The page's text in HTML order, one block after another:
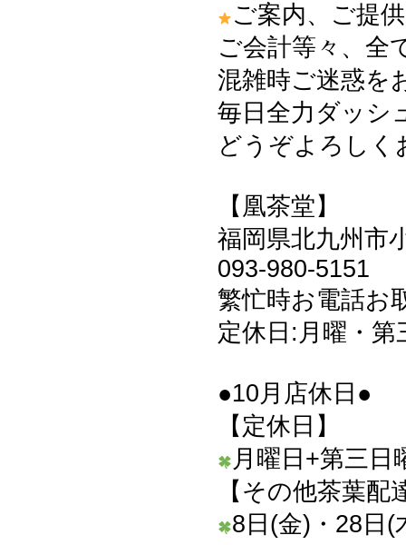
ご案内、ご提
ご会計等々、全
混雑時ご迷惑を
毎日全力ダッシ
どうぞよろしく
【凰茶堂】
福岡県北九州市
093-980-5151
繁忙時お電話お
定休日:月曜・第
●10月店休日●
【定休日】
月曜日+第三日
【その他茶葉配
8日(金)・28日(